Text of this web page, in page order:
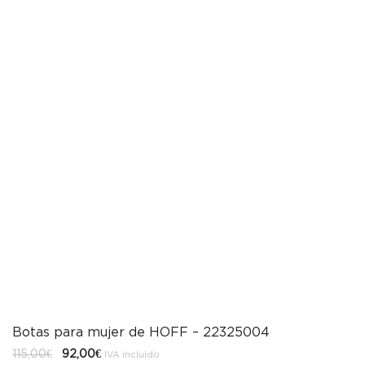
Botas para mujer de HOFF – 22325004
115,00€
El92,00€ElIVA incluido